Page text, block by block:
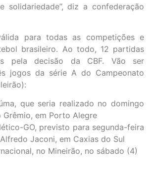
solidariedade”, diz a confederação
para todas as competições e
brasileiro. Ao todo, 12 partidas
pela decisão da CBF. Vão ser
jogos da série A do Campeonato
que seria realizado no domingo
Grêmio, em Porto Alegre
GO, previsto para segunda-feira
Jaconi, em Caxias do Sul
no Mineirão, no sábado (4)